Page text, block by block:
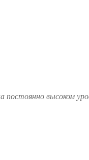
постоянно высоком